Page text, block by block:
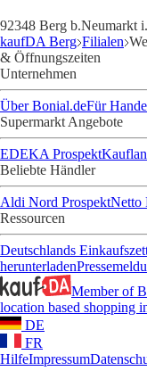
92348 Berg b.Neumarkt
kaufDA Berg Filialen
& Öffnungszeiten
Unternehmen
Über Bonial.deFür
Supermarkt Angebote
EDEKA Prospekt
Beliebte Händler
Aldi Nord ProspektNetto
Ressourcen
Deutschlands
herunterladen
Member of
location based shopping
DE
FR
HilfeImpressum